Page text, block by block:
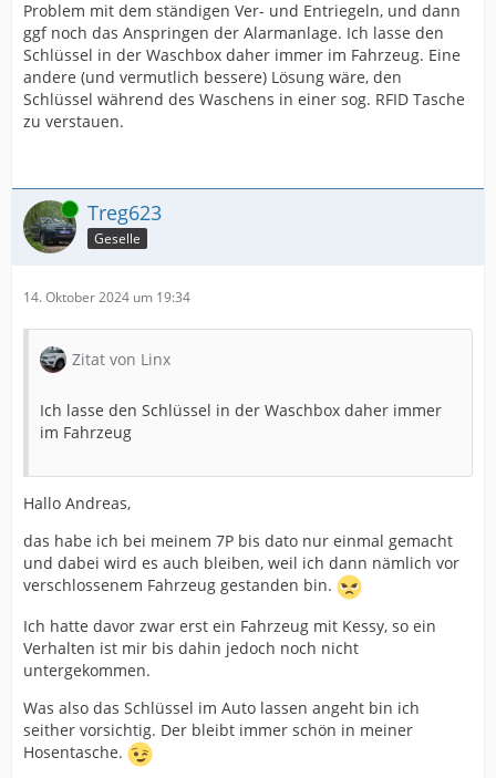
Problem mit dem ständigen Ver- und Entriegeln, und dann
ggf noch das Anspringen der Alarmanlage. Ich lasse den
Schlüssel in der Waschbox daher immer im Fahrzeug. Eine
andere (und vermutlich bessere) Lösung wäre, den
Schlüssel während des Waschens in einer sog. RFID Tasche
zu verstauen.
Online Treg623
Geselle
14. Oktober 2024 um 19:34
Zitat von Linx
Ich lasse den Schlüssel in der Waschbox daher immer
im Fahrzeug
Hallo Andreas,
das habe ich bei meinem 7P bis dato nur einmal gemacht
und dabei wird es auch bleiben, weil ich dann nämlich vor
verschlossenem Fahrzeug gestanden bin.
Ich hatte davor zwar erst ein Fahrzeug mit Kessy, so ein
Verhalten ist mir bis dahin jedoch noch nicht
untergekommen.
Was also das Schlüssel im Auto lassen angeht bin ich
seither vorsichtig. Der bleibt immer schön in meiner
Hosentasche.